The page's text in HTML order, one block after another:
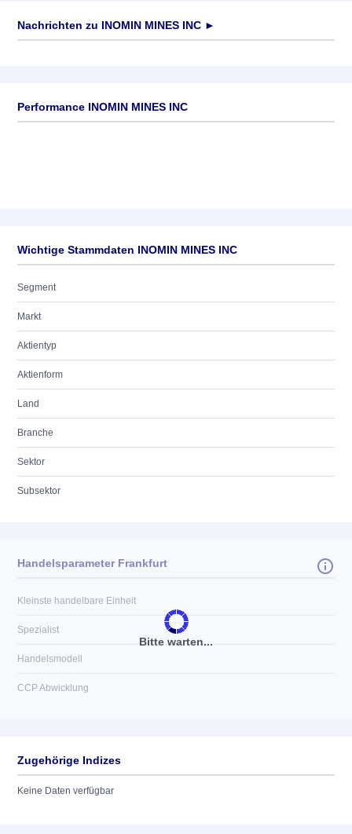
Nachrichten zu INOMIN MINES INC ►
Performance INOMIN MINES INC
Wichtige Stammdaten INOMIN MINES INC
Segment
Markt
Aktientyp
Aktienform
Land
Branche
Sektor
Subsektor
Bitte warten...
Handelsparameter Frankfurt
Kleinste handelbare Einheit
Spezialist
Handelsmodell
CCP Abwicklung
Zugehörige Indizes
Keine Daten verfügbar